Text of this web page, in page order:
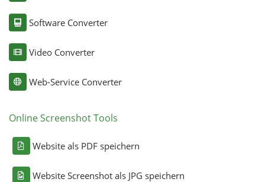
Software Converter
Video Converter
Web-Service Converter
Online Screenshot Tools
Website als PDF speichern
Website Screenshot als JPG speichern